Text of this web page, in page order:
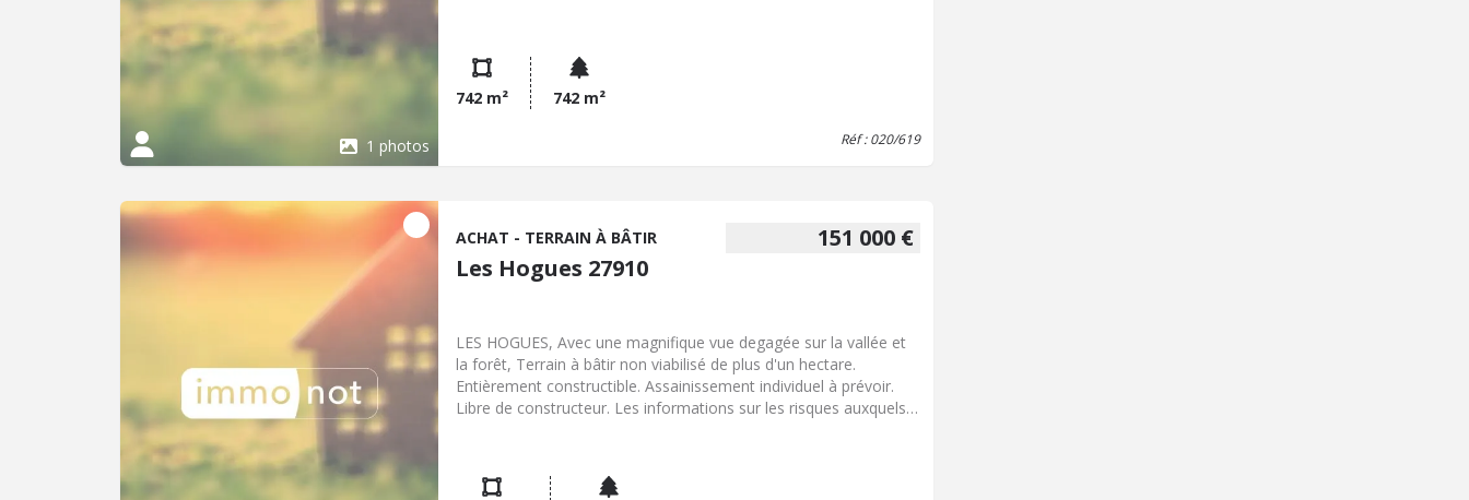
1 photos
742 m² 742 m²
Réf : 020/619
151 000 €
ACHAT - TERRAIN À BÂTIR
Les Hogues 27910
LES HOGUES, Avec une magnifique vue degagée sur la vallée et
la forêt, Terrain à bâtir non viabilisé de plus d'un hectare.
Entièrement constructible. Assainissement individuel à prévoir.
Libre de constructeur. Les informations sur les risques auxquels
charge vendeur) Réf : 020/630